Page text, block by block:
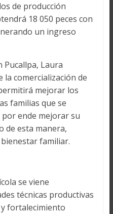
de producción
18 050 peces con
un ingreso
Pucallpa, Laura
la comercialización de
mejorar los
familias que se
por ende mejorar su
de esta manera,
familiar.
se viene
técnicas productivas
fortalecimiento